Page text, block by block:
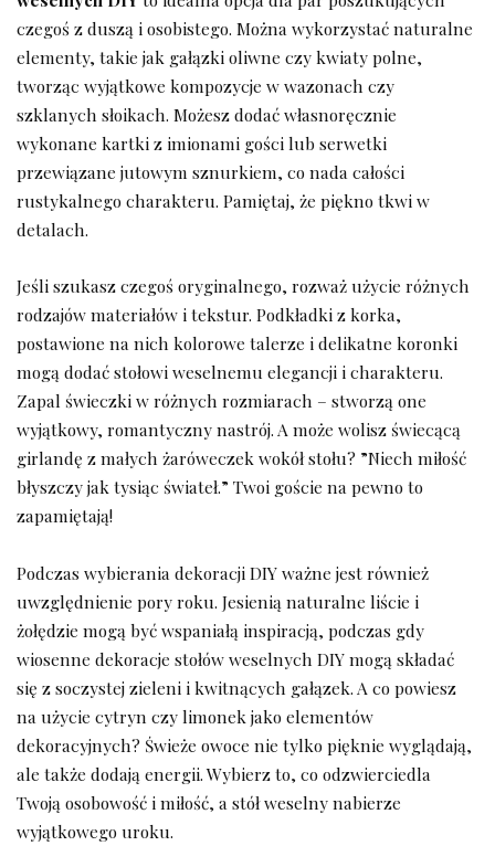
czegoś⁤ z duszą i osobistego. Można wykorzystać⁢ naturalne
elementy, takie jak gałązki oliwne ⁢czy kwiaty ‍polne,
⁣tworząc‌ wyjątkowe kompozycje ⁤w wazonach czy
szklanych słoikach. Możesz dodać własnoręcznie
wykonane kartki z imionami gości lub serwetki
przewiązane⁢ jutowym sznurkiem, co nada całości⁢
rustykalnego charakteru. Pamiętaj, że‌ piękno tkwi w ​
detalach.
Jeśli szukasz‍ czegoś ⁢oryginalnego, rozważ użycie różnych
rodzajów materiałów i tekstur. Podkładki z korka,
postawione⁢ na nich⁢ kolorowe talerze⁤ i ⁢delikatne koronki
⁤mogą dodać stołowi ⁣weselnemu elegancji⁢ i⁤ charakteru.
Zapal świeczki w różnych rozmiarach – stworzą one
wyjątkowy,​ romantyczny nastrój.​ A może wolisz⁣ świecącą
girlandę z małych żaróweczek wokół stołu? ‌”Niech miłość
błyszczy jak⁢ tysiąc świateł.”​ Twoi goście ⁣na⁣ pewno to​
zapamiętają!
Podczas wybierania dekoracji DIY ważne ‍jest również
uwzględnienie pory roku. Jesienią naturalne liście i
żołędzie⁢ mogą być wspaniałą inspiracją, podczas gdy‌
wiosenne dekoracje stołów weselnych DIY mogą⁢ składać
się z‍ soczystej‌ zieleni i kwitnących gałązek.⁢ A⁣ co powiesz
na⁢ użycie ⁢cytryn​ czy‌ limonek jako elementów
dekoracyjnych? Świeże owoce nie‌ tylko pięknie wyglądają,
ale‌ także dodają energii. Wybierz to, co odzwierciedla
Twoją osobowość i miłość,⁣ a stół weselny nabierze
wyjątkowego uroku.